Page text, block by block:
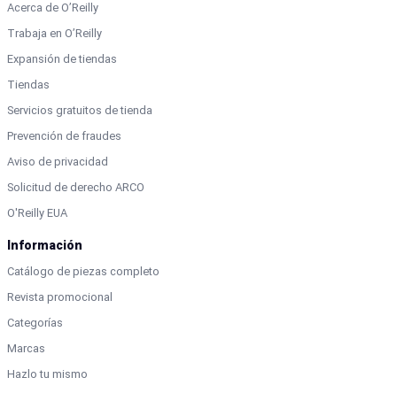
Acerca de O’Reilly
Trabaja en O’Reilly
Expansión de tiendas
Tiendas
Servicios gratuitos de tienda
Prevención de fraudes
Aviso de privacidad
Solicitud de derecho ARCO
O'Reilly EUA
Información
Catálogo de piezas completo
Revista promocional
Categorías
Marcas
Hazlo tu mismo